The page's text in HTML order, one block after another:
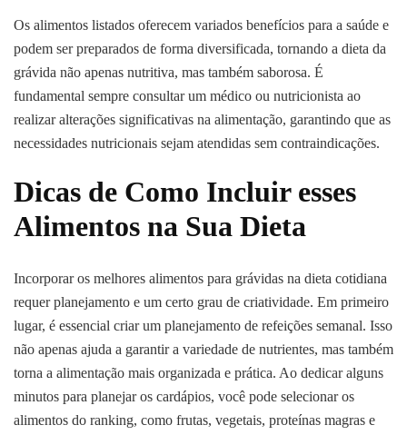
Os alimentos listados oferecem variados benefícios para a saúde e
podem ser preparados de forma diversificada, tornando a dieta da
grávida não apenas nutritiva, mas também saborosa. É
fundamental sempre consultar um médico ou nutricionista ao
realizar alterações significativas na alimentação, garantindo que as
necessidades nutricionais sejam atendidas sem contraindicações.
Dicas de Como Incluir esses
Alimentos na Sua Dieta
Incorporar os melhores alimentos para grávidas na dieta cotidiana
requer planejamento e um certo grau de criatividade. Em primeiro
lugar, é essencial criar um planejamento de refeições semanal. Isso
não apenas ajuda a garantir a variedade de nutrientes, mas também
torna a alimentação mais organizada e prática. Ao dedicar alguns
minutos para planejar os cardápios, você pode selecionar os
alimentos do ranking, como frutas, vegetais, proteínas magras e